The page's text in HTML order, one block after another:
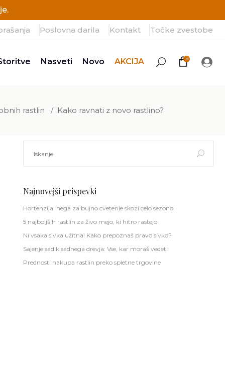
Poslovna darila Kontakt Točke zvestobe
Nasveti Novo AKCIJA 0
rastlin / Kako ravnati z novo rastlino?
for:
Najnovejši prispevki
Hortenzija: nega za bujno cvetenje skozi celo sezono
5 najboljših rastlin za živo mejo, ki hitro rastejo
Ni vsaka sivka užitna! Kako prepoznaš pravo sivko?
Sajenje sadik sadnega drevja: Vse, kar moraš vedeti
Prednosti nakupa rastlin preko spletne trgovine